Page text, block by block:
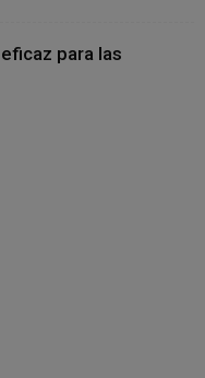
para las